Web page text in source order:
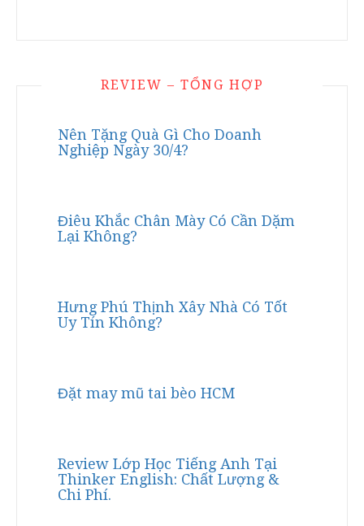
REVIEW – TỔNG HỢP
Nên Tặng Quà Gì Cho Doanh
Nghiệp Ngày 30/4?
Điêu Khắc Chân Mày Có Cần Dặm
Lại Không?
Hưng Phú Thịnh Xây Nhà Có Tốt
Uy Tín Không?
Đặt may mũ tai bèo HCM
Review Lớp Học Tiếng Anh Tại
Thinker English: Chất Lượng &
Chi Phí.